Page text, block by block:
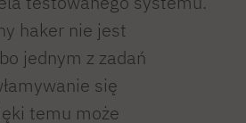
haker nie jest
jednym z zadań
się
temu może